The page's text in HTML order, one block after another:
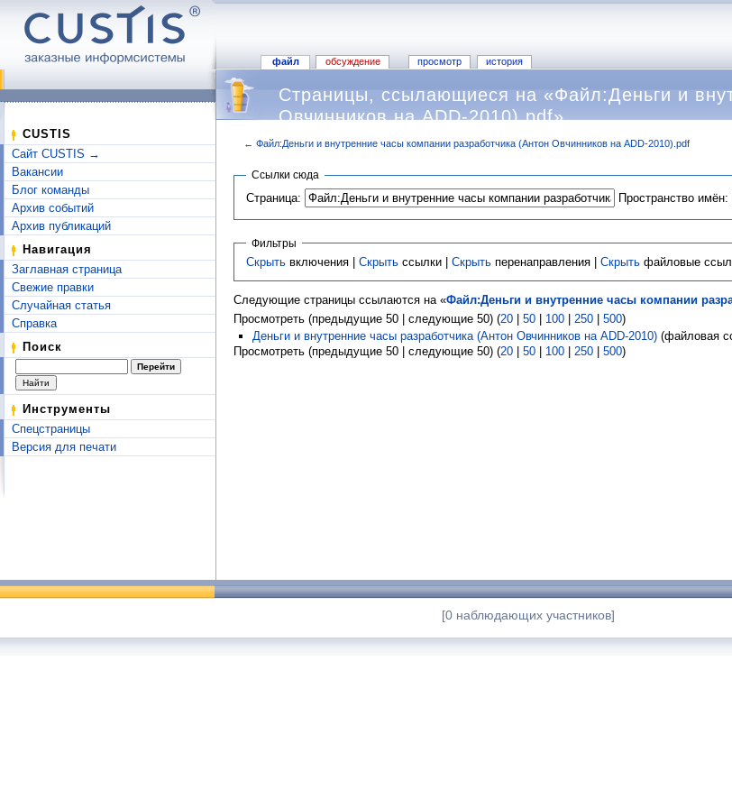
файл обсуждение просмотр история
CUSTIS
Сайт CUSTIS →
Вакансии
Блог команды
Архив событий
Архив публикаций
Навигация
Заглавная страница
Свежие правки
Случайная статья
Справка
Поиск
Инструменты
Спецстраницы
Версия для печати
Страницы, ссылающиеся на «Файл:Деньги и
Овчинников на ADD-2010).pdf»
← Файл:Деньги и внутренние часы компании разработчика (Антон Овчинников на ADD-2010).pdf
Ссылки сюда
Страница: Пространство имён:
Фильтры
Скрыть включения | Скрыть ссылки | Скрыть перенаправления | Скрыть файловые
Следующие страницы ссылаются на «Файл:Деньги и внутренние часы компании
Просмотреть (предыдущие 50 | следующие 50) (20 50 100 250 500)
Деньги и внутренние часы разработчика (Антон Овчинников на ADD-2010)(файловая
Просмотреть (предыдущие 50 | следующие 50) (20 | 50 | 100 | 250 | 500)
[0 наблюдающих участников]